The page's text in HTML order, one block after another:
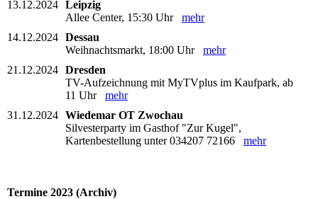
13.12.2024 Leipzig
Allee Center, 15:30 Uhr mehr
14.12.2024 Dessau
Weihnachtsmarkt, 18:00 Uhr mehr
21.12.2024 Dresden
TV-Aufzeichnung mit MyTVplus im Kaufpark, ab
11 Uhr mehr
31.12.2024 Wiedemar OT Zwochau
Silvesterparty im Gasthof "Zur Kugel",
Kartenbestellung unter 034207 72166 mehr
Termine 2023 (Archiv)